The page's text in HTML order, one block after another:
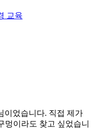
교육
이었습니다. 직접 제가
멍이라도 찾고 싶었습니